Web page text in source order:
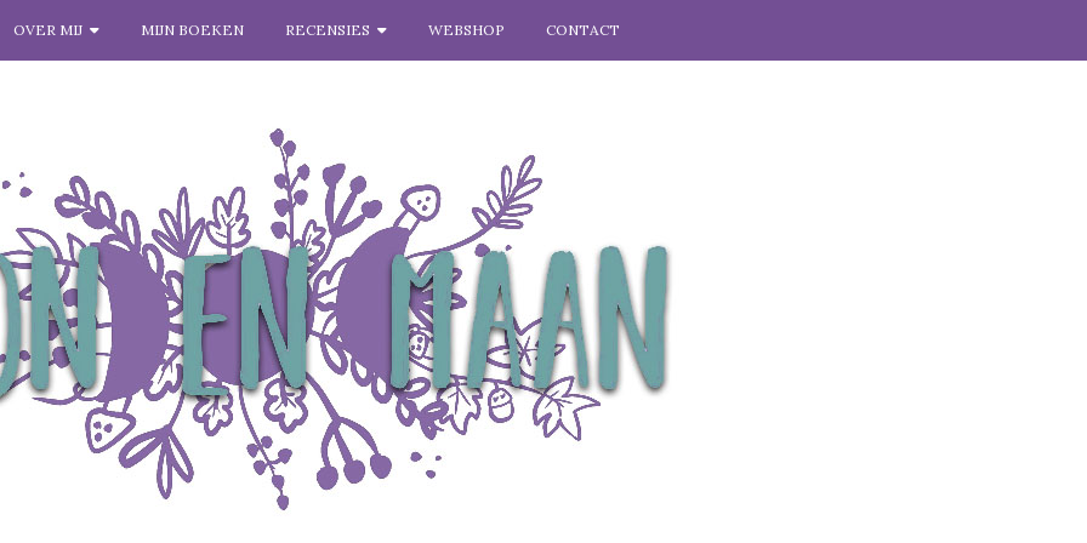
OVER MIJ MIJN BOEKEN RECENSIES WEBSHOP CONTACT